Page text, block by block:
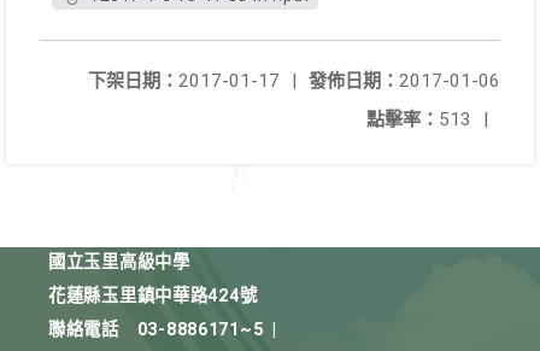
發佈日期： 2017-01-06
下架日期： 2017-01-17
|
點擊率： 513 |
國立玉里高級中學
花蓮縣玉里鎮中華路424號
聯絡電話
03-8886171~5